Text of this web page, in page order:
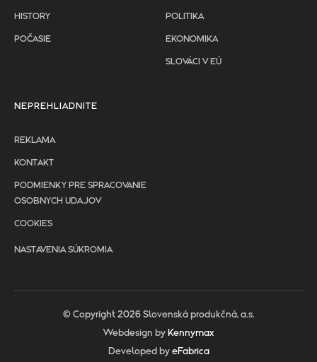
HISTORY
POČASIE
POLITIKA
EKONOMIKA
SLOVÁCI V EÚ
NEPREHLIADNITE
REKLAMA
KONTAKT
PODMIENKY PRE SPRACOVANIE
OSOBNYCH UDAJOV
COOKIES
NASTAVENIA SÚKROMIA
© Copyright 2026 Slovenská produkčná, a.s.
Webdesign by Kennymax
Developed by eFabrica